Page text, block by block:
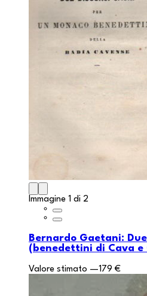
Immagine 1 di 2
Bernardo Gaetani:
(benedettini di Cava e
Valore stimato —179 €